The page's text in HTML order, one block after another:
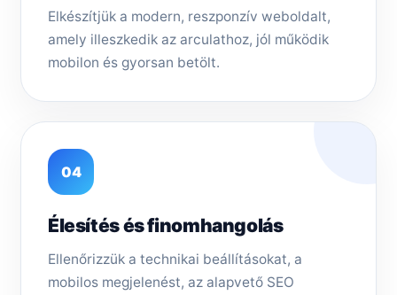
Elkészítjük a modern, reszponzív weboldalt,
amely illeszkedik az arculathoz, jól működik
mobilon és gyorsan betölt.
04
Élesítés és finomhangolás
Ellenőrizzük a technikai beállításokat, a
mobilos megjelenést, az alapvető SEO